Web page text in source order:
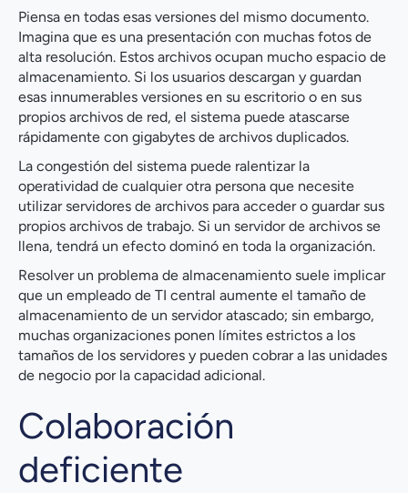
Piensa en todas esas versiones del mismo documento.
Imagina que es una presentación con muchas fotos de
alta resolución. Estos archivos ocupan mucho espacio de
almacenamiento. Si los usuarios descargan y guardan
esas innumerables versiones en su escritorio o en sus
propios archivos de red, el sistema puede atascarse
rápidamente con gigabytes de archivos duplicados.
La congestión del sistema puede ralentizar la
operatividad de cualquier otra persona que necesite
utilizar servidores de archivos para acceder o guardar sus
propios archivos de trabajo. Si un servidor de archivos se
llena, tendrá un efecto dominó en toda la organización.
Resolver un problema de almacenamiento suele implicar
que un empleado de TI central aumente el tamaño de
almacenamiento de un servidor atascado; sin embargo,
muchas organizaciones ponen límites estrictos a los
tamaños de los servidores y pueden cobrar a las unidades
de negocio por la capacidad adicional.
Colaboración
deficiente